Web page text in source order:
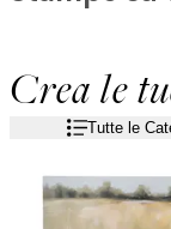
Crea le
Tutte le